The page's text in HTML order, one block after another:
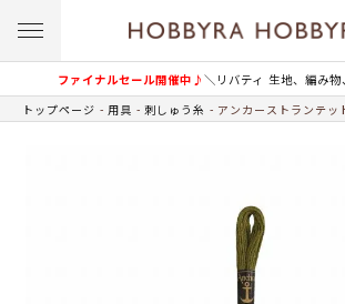
ファイナルセール開催中♪＼リバティ 生地、編み
トップページ 用具 刺しゅう糸 アンカーストランテ